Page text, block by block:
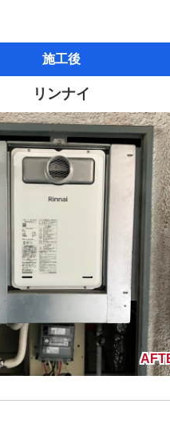
施工後
リンナイ